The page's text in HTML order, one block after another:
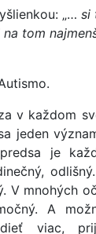
„… si
tom
v každom
jeden
je
V mnohých
A
viac,